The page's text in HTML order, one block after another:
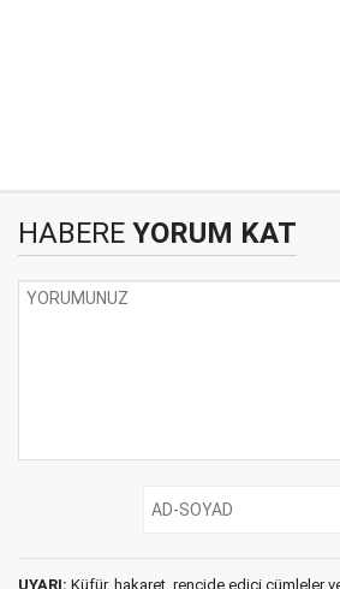
HABERE YORUM KAT
UYARI: Küfür, hakaret, rencide edici cümleler